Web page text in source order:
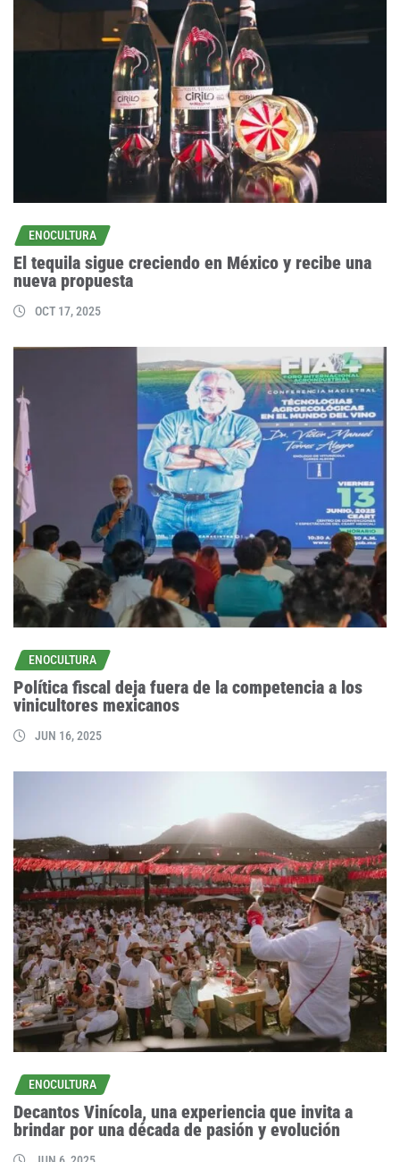
ENOCULTURA
El tequila sigue creciendo en México y recibe una
nueva propuesta
OCT 17, 2025
ENOCULTURA
Política fiscal deja fuera de la competencia a los
vinicultores mexicanos
JUN 16, 2025
ENOCULTURA
Decantos Vinícola, una experiencia que invita a
brindar por una década de pasión y evolución